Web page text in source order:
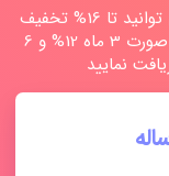
با استفاده از تخفیف های پله ای فرم افزار می توانید تا 16% تخفیف
دریافت نمایید، با خرید پلن های فرم ساز به صورت 3 ماه 12% و 6